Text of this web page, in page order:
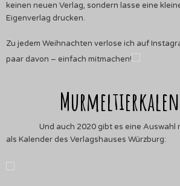
keinen neuen Verlag, sondern lasse eine
Eigenverlag drucken.
Zu jedem Weihnachten verlose ich auf
paar davon – einfach mitmachen!
Und auch 2020 gibt es eine Auswahl
als Kalender des Verlagshauses Würzburg: